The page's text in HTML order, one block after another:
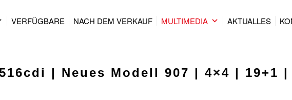
VERFÜGBARE NACH DEM VERKAUF MULTIMEDIA AKTUALLES
| Neues Modell 907 | 4×4 | 19+1 |